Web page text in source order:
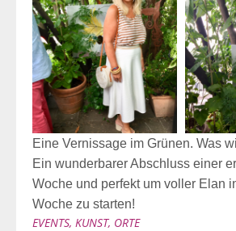
Eine Vernissage im Grünen. Was
Ein wunderbarer Abschluss einer
Woche und perfekt um voller Elan
Woche zu starten!
EVENTS, KUNST, ORTE